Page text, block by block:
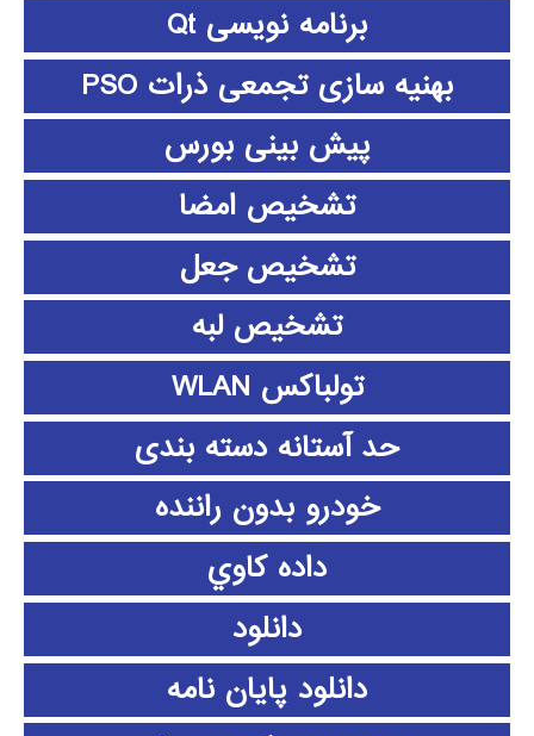
برنامه نویسی Qt
بهنیه سازی تجمعی ذرات PSO
پیش بینی بورس
تشخیص امضا
تشخیص جعل
تشخیص لبه
تولباکس WLAN
حد آستانه دسته بندی
خودرو بدون راننده
داده كاوي
دانلود
دانلود پايان نامه